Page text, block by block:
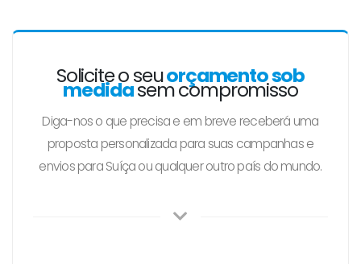
Solicite o seuorçamento sob
medidasem compromisso
Diga-nos o que precisa e em breve receberá uma
proposta personalizada para suas campanhas e
envios para Suíça ou qualquer outro país do mundo.